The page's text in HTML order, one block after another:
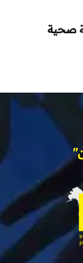
صحية